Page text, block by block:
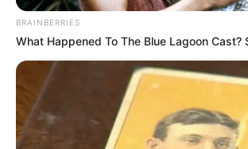
BRAINBERRIES
What Happened To The Blue Lagoon Cast?